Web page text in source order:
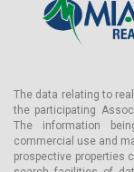
The data relating to
the participating
The information
commercial use and
prospective properties